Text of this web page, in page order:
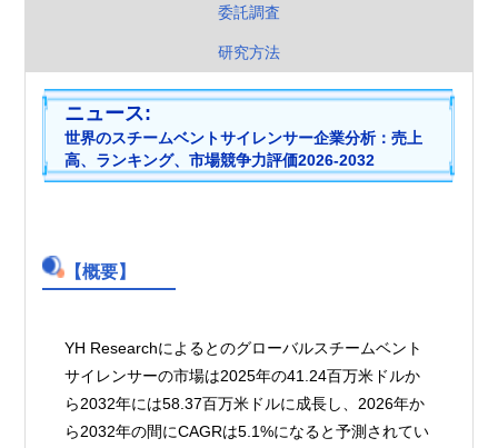
委託調査
研究方法
ニュース:
世界のスチームベン トサイ レンサー企業分析：売 上
高、 ランキング、市場競争力評価2026-2032
【概要】
YH Researchによるとのグローバルスチームベント
サイレンサーの市場は2025年の41.24百万米ドルか
ら2032年には58.37百万米ドルに成長し、2026年か
ら2032年の間にCAGRは5.1%になると予測されてい